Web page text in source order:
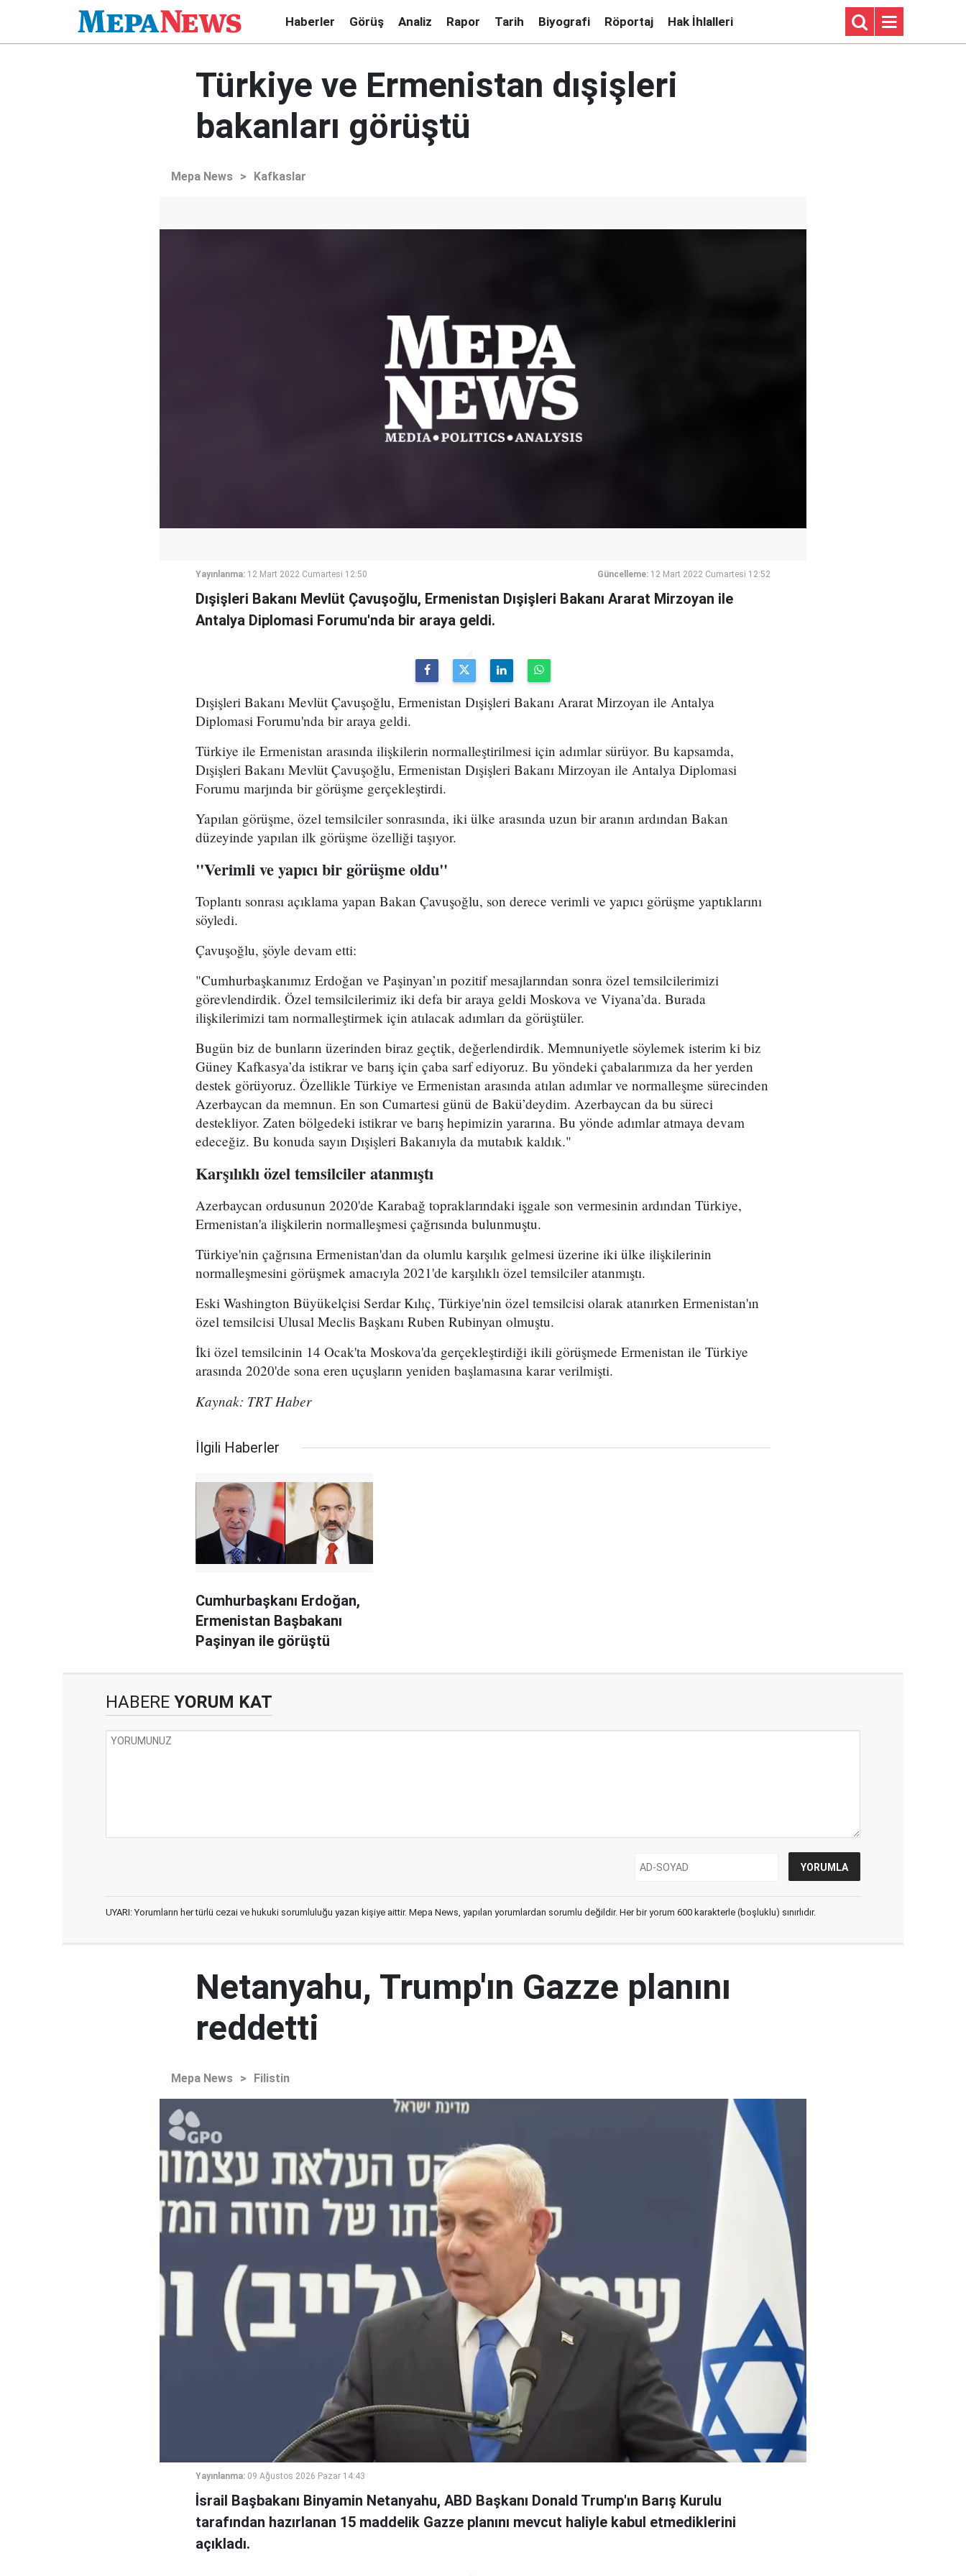
Haberler Görüş Analiz Rapor Tarih Biyografi Röportaj Hak İhlalleri
Türkiye ve Ermenistan dışişleri
bakanları görüştü
Mepa News > Kafkaslar
Yayınlanma: 12 Mart 2022 Cumartesi 12:50 Güncelleme: 12 Mart 2022 Cumartesi 12:52
Dışişleri Bakanı Mevlüt Çavuşoğlu, Ermenistan Dışişleri Bakanı Ararat Mirzoyan ile
Antalya Diplomasi Forumu'nda bir araya geldi.
Dışişleri Bakanı Mevlüt Çavuşoğlu, Ermenistan Dışişleri Bakanı Ararat Mirzoyan ile Antalya
Diplomasi Forumu'nda bir araya geldi.
Türkiye ile Ermenistan arasında ilişkilerin normalleştirilmesi için adımlar sürüyor. Bu kapsamda,
Dışişleri Bakanı Mevlüt Çavuşoğlu, Ermenistan Dışişleri Bakanı Mirzoyan ile Antalya Diplomasi
Forumu marjında bir görüşme gerçekleştirdi.
Yapılan görüşme, özel temsilciler sonrasında, iki ülke arasında uzun bir aranın ardından Bakan
düzeyinde yapılan ilk görüşme özelliği taşıyor.
"Verimli ve yapıcı bir görüşme oldu"
Toplantı sonrası açıklama yapan Bakan Çavuşoğlu, son derece verimli ve yapıcı görüşme yaptıklarını
söyledi.
Çavuşoğlu, şöyle devam etti:
"Cumhurbaşkanımız Erdoğan ve Paşinyan’ın pozitif mesajlarından sonra özel temsilcilerimizi
görevlendirdik. Özel temsilcilerimiz iki defa bir araya geldi Moskova ve Viyana’da. Burada
ilişkilerimizi tam normalleştirmek için atılacak adımları da görüştüler.
Bugün biz de bunların üzerinden biraz geçtik, değerlendirdik. Memnuniyetle söylemek isterim ki biz
Güney Kafkasya’da istikrar ve barış için çaba sarf ediyoruz. Bu yöndeki çabalarımıza da her yerden
destek görüyoruz. Özellikle Türkiye ve Ermenistan arasında atılan adımlar ve normalleşme sürecinden
Azerbaycan da memnun. En son Cumartesi günü de Bakü’deydim. Azerbaycan da bu süreci
destekliyor. Zaten bölgedeki istikrar ve barış hepimizin yararına. Bu yönde adımlar atmaya devam
edeceğiz. Bu konuda sayın Dışişleri Bakanıyla da mutabık kaldık."
Karşılıklı özel temsilciler atanmıştı
Azerbaycan ordusunun 2020'de Karabağ topraklarındaki işgale son vermesinin ardından Türkiye,
Ermenistan'a ilişkilerin normalleşmesi çağrısında bulunmuştu.
Türkiye'nin çağrısına Ermenistan'dan da olumlu karşılık gelmesi üzerine iki ülke ilişkilerinin
normalleşmesini görüşmek amacıyla 2021'de karşılıklı özel temsilciler atanmıştı.
Eski Washington Büyükelçisi Serdar Kılıç, Türkiye'nin özel temsilcisi olarak atanırken Ermenistan'ın
özel temsilcisi Ulusal Meclis Başkanı Ruben Rubinyan olmuştu.
İki özel temsilcinin 14 Ocak'ta Moskova'da gerçekleştirdiği ikili görüşmede Ermenistan ile Türkiye
arasında 2020'de sona eren uçuşların yeniden başlamasına karar verilmişti.
Kaynak: TRT Haber
İlgili Haberler
Cumhurbaşkanı Erdoğan,
Ermenistan Başbakanı
Paşinyan ile görüştü
HABERE YORUM KAT
UYARI: Yorumların her türlü cezai ve hukuki sorumluluğu yazan kişiye aittir. Mepa News, yapılan yorumlardan sorumlu değildir. Her bir yorum 600 karakterle (boşluklu) sınırlıdır.
Netanyahu, Trump'ın Gazze planını
reddetti
Mepa News > Filistin
Yayınlanma: 09 Ağustos 2026 Pazar 14:43
İsrail Başbakanı Binyamin Netanyahu, ABD Başkanı Donald Trump'ın Barış Kurulu
tarafından hazırlanan 15 maddelik Gazze planını mevcut haliyle kabul etmediklerini
açıkladı.